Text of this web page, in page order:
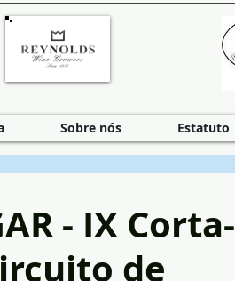
Sobre nós Estatuto
- IX Corta-
de